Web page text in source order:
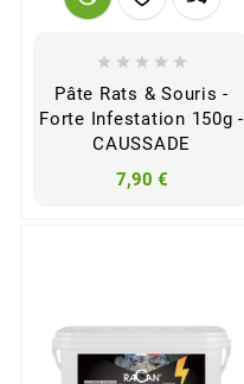
    
Pâte Rats & Souris -
Forte Infestation 150g -
CAUSSADE
7,90 €